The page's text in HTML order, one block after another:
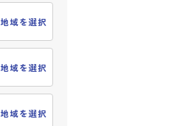
地域を選択
地域を選択
地域を選択